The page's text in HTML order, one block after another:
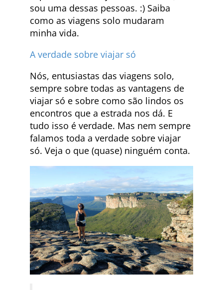
sou uma dessas pessoas. :) Saiba
como as viagens solo mudaram
minha vida.
A verdade sobre viajar só
Nós, entusiastas das viagens solo,
sempre sobre todas as vantagens de
viajar só e sobre como são lindos os
encontros que a estrada nos dá. E
tudo isso é verdade. Mas nem sempre
falamos toda a verdade sobre viajar
só. Veja o que (quase) ninguém conta.